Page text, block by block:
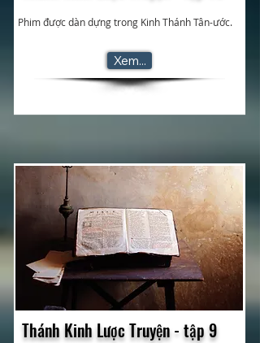
Phim được dàn dựng trong Kinh Thánh Tân-ước.
Xem...
Thánh Kinh Lược Truyện - tập 9